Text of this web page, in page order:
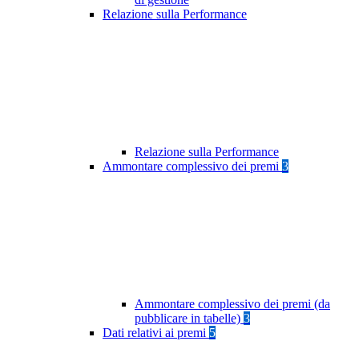
Relazione sulla Performance
Relazione sulla Performance
Ammontare complessivo dei premi 3
Ammontare complessivo dei premi (da
pubblicare in tabelle) 3
Dati relativi ai premi 5